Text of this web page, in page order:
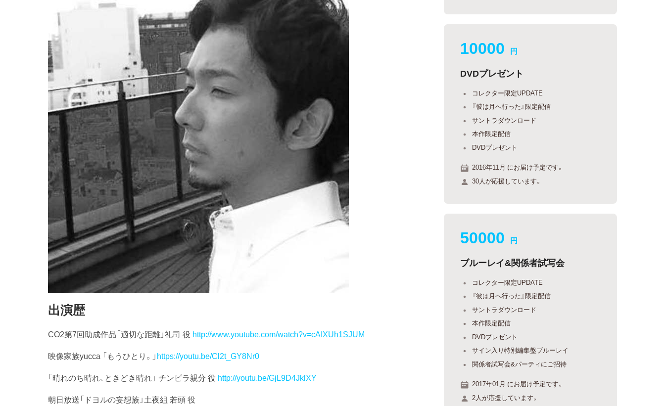
出演歴
CO2第7回助成作品「適切な距離」礼司 役 http://www.youtube.com/watch?v=cAIXUh1SJUM
映像家族yucca 「もうひとり。」https://youtu.be/Cl2t_GY8Nr0
「晴れのち晴れ、ときどき晴れ」 チンピラ親分 役 http://youtu.be/GjL9D4JklXY
朝日放送「ドヨルの妄想族」土夜組 若頭 役
10000 円
DVDプレゼント
コレクター限定UPDATE
『彼は月へ行った』限定配信
サントラダウンロード
本作限定配信
DVDプレゼント
2016年11月 にお届け予定です。
30人が応援しています。
50000 円
ブルーレイ&関係者試写会
コレクター限定UPDATE
『彼は月へ行った』限定配信
サントラダウンロード
本作限定配信
DVDプレゼント
サイン入り特別編集盤ブルーレイ
関係者試写会&パーティにご招待
2017年01月 にお届け予定です。
2人が応援しています。